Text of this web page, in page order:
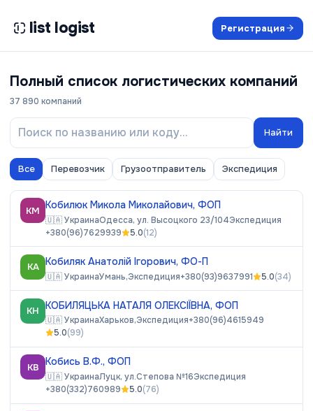
list logist Регистрация
Полный список логистических компаний
37 890 компаний
Найти
Все Перевозчик Грузоотправитель Экспедиция
КМ Кобилюк Микола Миколайович, ФОП
🇺🇦УкраинаОдесса, ул. Высоцкого 23/104Экспедиция
+380(96)7629939
5.0(12)
КА Кобиляк Анатолій Ігорович, ФО-П
🇺🇦УкраинаУмань,Экспедиция+380(93)9637991 5.0(34)
КН КОБИЛЯЦЬКА НАТАЛЯ ОЛЕКСІЇВНА, ФОП
🇺🇦УкраинаХарьков,Экспедиция+380(96)4615949
5.0(99)
КВ Кобись В.Ф., ФОП
🇺🇦УкраинаЛуцк, ул.Степова №16Экспедиция
+380(332)760989
5.0(76)